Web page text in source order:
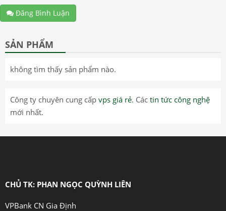
Đăng Bình Luận
SẢN PHẨM
không tìm thấy sản phẩm nào.
Công ty chuyên cung cấp vps giá rẻ. Các tin tức công nghệ
mới nhất.
CHỦ TK: PHAN NGỌC QUỲNH LIÊN
VPBank CN Gia Định